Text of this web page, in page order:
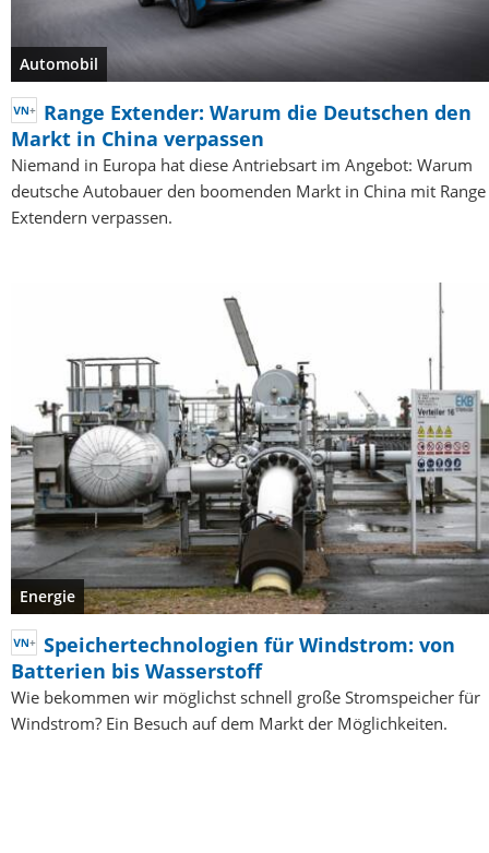
Automobil
Range Extender: Warum die Deutschen den
Markt in China verpassen
Niemand in Europa hat diese Antriebsart im Angebot: Warum
deutsche Autobauer den boomenden Markt in China mit Range
Extendern verpassen.
Energie
Speichertechnologien für Windstrom: von
Batterien bis Wasserstoff
Wie bekommen wir möglichst schnell große Stromspeicher für
Windstrom? Ein Besuch auf dem Markt der Möglichkeiten.